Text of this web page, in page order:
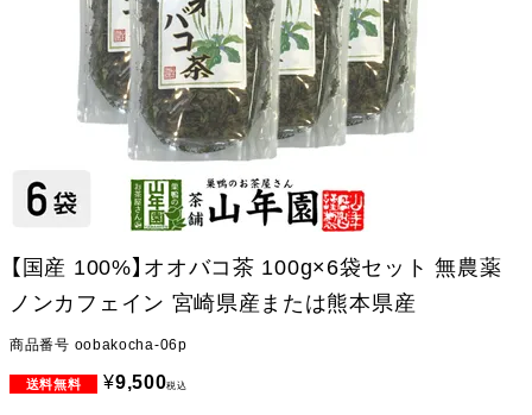
【国産 100%】オオバコ茶 100g×6袋セット 無農薬
ノンカフェイン 宮崎県産または熊本県産
商品番号 oobakocha-06p
¥9,500税込